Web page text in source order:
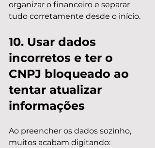
organizar o financeiro e separar
tudo corretamente desde o início.
10. Usar dados
incorretos e ter o
CNPJ bloqueado ao
tentar atualizar
informações
Ao preencher os dados sozinho,
muitos acabam digitando: